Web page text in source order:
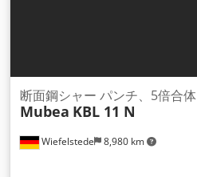
Wiefelstede 8,980 km
断面鋼シャー パンチ、5倍合体
Mubea KBL 11 N